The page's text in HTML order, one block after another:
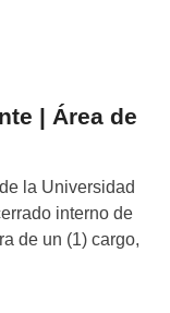
| Área de
la Universidad
interno de
de un (1) cargo,